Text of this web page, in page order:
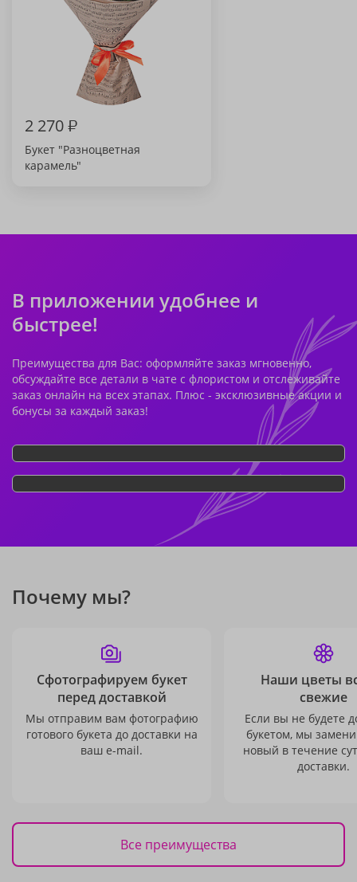
2 270₽
Букет "Разноцветная
карамель"
В приложении удобнее и
быстрее!
Преимущества для Вас: оформляйте заказ мгновенно,
обсуждайте все детали в чате с флористом и отслеживайте
заказ онлайн на всех этапах. Плюс - эксклюзивные акции и
бонусы за каждый заказ!
Почему мы?
Сфотографируем букет
перед доставкой
Мы отправим вам фотографию
готового букета до доставки на
ваш e-mail.
Наши цветы
свежие
Если вы не будете
букетом, мы
новый в течение
доставки.
Все преимущества